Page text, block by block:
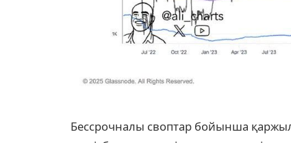
Бессрочналы своптар бойынша